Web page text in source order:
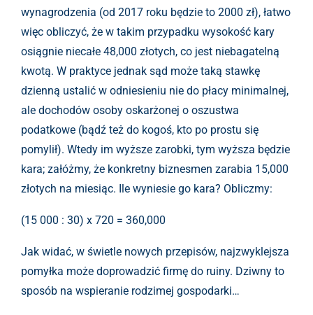
wynagrodzenia (od 2017 roku będzie to 2000 zł), łatwo
więc obliczyć, że w takim przypadku wysokość kary
osiągnie niecałe 48,000 złotych, co jest niebagatelną
kwotą. W praktyce jednak sąd może taką stawkę
dzienną ustalić w odniesieniu nie do płacy minimalnej,
ale dochodów osoby oskarżonej o oszustwa
podatkowe (bądź też do kogoś, kto po prostu się
pomylił). Wtedy im wyższe zarobki, tym wyższa będzie
kara; załóżmy, że konkretny biznesmen zarabia 15,000
złotych na miesiąc. Ile wyniesie go kara? Obliczmy:
(15 000 : 30) x 720 = 360,000
Jak widać, w świetle nowych przepisów, najzwyklejsza
pomyłka może doprowadzić firmę do ruiny. Dziwny to
sposób na wspieranie rodzimej gospodarki…